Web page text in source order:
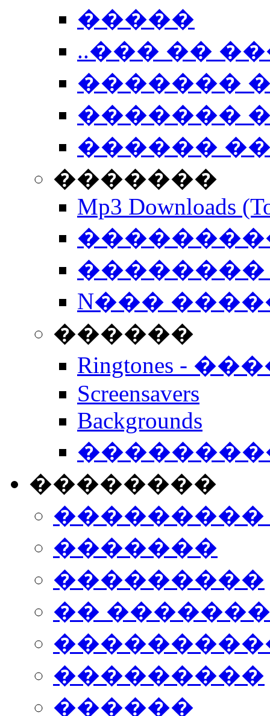
�����
..��� ��
�������
�������
������
�������
Mp3 Downloads
��������
N���
������
Ringtones -
Screensavers
Backgrounds
��������
���������
�������
���������
��
���������
������